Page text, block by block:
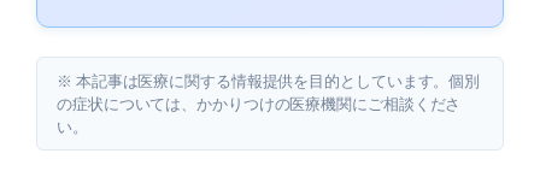
※ 本記事は医療に関する情報提供を目的としています。個別
の症状については、かかりつけの医療機関にご相談くださ
い。